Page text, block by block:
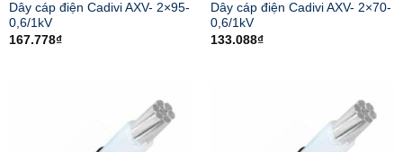
Dây cáp điện Cadivi AXV- 2×95-
0,6/1kV
167.778₫
Dây cáp điện Cadivi AXV- 2×70-
0,6/1kV
133.088₫